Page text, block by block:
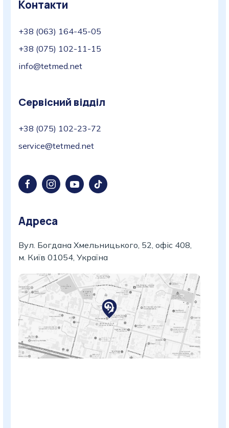
Контакти
+38 (063) 164-45-05
+38 (075) 102-11-15
info@tetmed.net
Сервісний відділ
+38 (075) 102-23-72
service@tetmed.net
Адреса
Вул. Богдана Хмельницького, 52, офіс 408,
м. Київ 01054, Україна